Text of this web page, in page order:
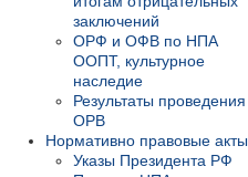
заключений
ОРФ и ОФВ по НПА
ООПТ, культурное
наследие
Результаты проведения
ОРВ
Нормативно правовые акты
Указы Президента РФ